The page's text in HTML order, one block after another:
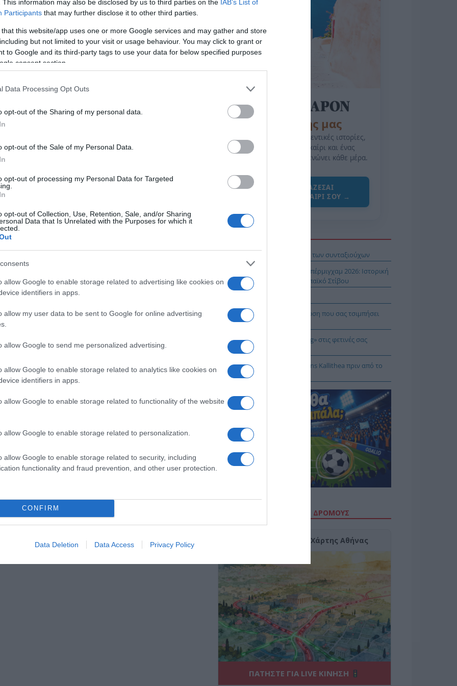
This information may also be disclosed by us to third parties on the IAB’s List of
Participants that may further disclose it to other third parties.
that this website/app uses one or more Google services and may gather and store
but not limited to your visit or usage behaviour. You may click to grant or
to Google and its third-party tags to use your data for below specified purposes
consent section.
Data Processing Opt Outs
opt-out of the Sharing of my personal data.
opt-out of the Sale of my Personal Data.
opt-out of processing my Personal Data for Targeted
opt-out of Collection, Use, Retention, Sale, and/or Sharing
Data that Is Unrelated with the Purposes for which it
allow Google to enable storage related to advertising like cookies on
identifiers in apps.
allow my user data to be sent to Google for online advertising
allow Google to send me personalized advertising.
allow Google to enable storage related to analytics like cookies on
identifiers in apps.
allow Google to enable storage related to functionality of the website
allow Google to enable storage related to personalization.
allow Google to enable storage related to security, including
functionality and fraud prevention, and other user protection.
CONFIRM
Data Deletion Data Access Privacy Policy
Πώς να ξεφλουδίζεις εύκολα το σκόρδο –
Το kitchen trick που κάθε foodie πρέπει
Πόλεμοι και ένα… Τσουνάμι Αλλαγών: Η
των Ελληνικών Media
Ο καιρός των επομένων ημερών:
της Ζωής μας
Οι άνθρωποι, οι αυθεντικές ιστορίες,
το ελληνικό καλοκαίρι και ένας
πολιτισμός που μας ενώνει κάθε μέρα.
ΌΣΑ ΧΡΕΙΆΖΕΣΑΙ
ΓΙΑ ΤΟ ΚΑΛΟΚΑΊΡΙ ΣΟΥ →
Προβληματίζει το κύμα φυγής των συνταξιούχων
Αντίστροφη μέτρηση για το Μπέρμιγχαμ 2026: Ιστορική
ελληνική παρουσία στο Ευρωπαϊκό Στίβου
Τι πρέπει να κάνετε σε περίπτωση που σας τσιμπήσει
μωβ μέδουσα
Πώς να κάνετε «smart spending» στις φετινές σας
διακοπές
ΑΕΚ: Πρόβα τζενεράλε με Athens Kallithea πριν από το
Super Cup
ΔΕΙΤΕ ΤΗΝ ΚΙΝΗΣΗ ΣΤΟΥΣ ΔΡΌΜΟΥΣ
Κίνηση Τώρα: Live Χάρτης Αθήνας
ΠΑΤΗΣΤΕ ΓΙΑ LIVE ΚΙΝΗΣΗ